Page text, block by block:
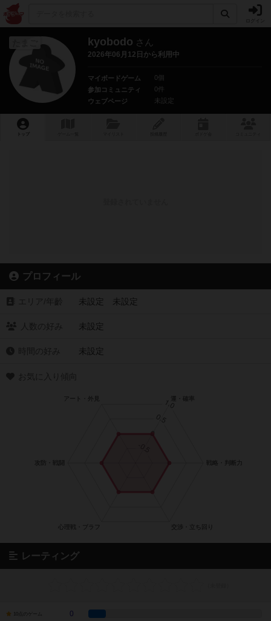
kyobodo さん
2026年06月12日から利用中
マイボードゲーム
0個
参加コミュニティ
0件
ウェブページ
未設定
トップ
プロフィール
未設定 未設定
未設定
未設定
レーティング
10点のゲーム 0